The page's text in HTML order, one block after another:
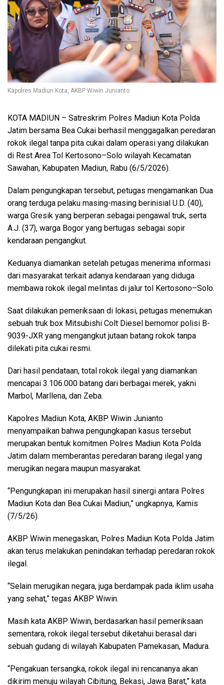
Kapolres Madiun Kota, AKBP Wiwin Junianto
KOTA MADIUN – Satreskrim Polres Madiun Kota Polda
Jatim bersama Bea Cukai berhasil menggagalkan peredaran
rokok ilegal tanpa pita cukai dalam operasi yang dilakukan
di Rest Area Tol Kertosono–Solo wilayah Kecamatan
Sawahan, Kabupaten Madiun, Rabu (6/5/2026).
Dalam pengungkapan tersebut, petugas mengamankan Dua
orang terduga pelaku masing-masing berinisial U.D. (40),
warga Gresik yang berperan sebagai pengawal truk, serta
A.J. (37), warga Bogor yang bertugas sebagai sopir
kendaraan pengangkut.
Keduanya diamankan setelah petugas menerima informasi
dari masyarakat terkait adanya kendaraan yang diduga
membawa rokok ilegal melintas di jalur tol Kertosono–Solo.
Saat dilakukan pemeriksaan di lokasi, petugas menemukan
sebuah truk box Mitsubishi Colt Diesel bernomor polisi B-
9039-JXR yang mengangkut jutaan batang rokok tanpa
dilekati pita cukai resmi.
Dari hasil pendataan, total rokok ilegal yang diamankan
mencapai 3.106.000 batang dari berbagai merek, yakni
Marbol, Marllena, dan Zeba.
Kapolres Madiun Kota, AKBP Wiwin Junianto
menyampaikan bahwa pengungkapan kasus tersebut
merupakan bentuk komitmen Polres Madiun Kota Polda
Jatim dalam memberantas peredaran barang ilegal yang
merugikan negara maupun masyarakat.
“Pengungkapan ini merupakan hasil sinergi antara Polres
Madiun Kota dan Bea Cukai Madiun,” ungkapnya, Kamis
(7/5/26).
AKBP Wiwin menegaskan, Polres Madiun Kota Polda Jatim
akan terus melakukan penindakan terhadap peredaran rokok
ilegal.
“Selain merugikan negara, juga berdampak pada iklim usaha
yang sehat,” tegas AKBP Wiwin.
Masih kata AKBP Wiwin, berdasarkan hasil pemeriksaan
sementara, rokok ilegal tersebut diketahui berasal dari
sebuah gudang di wilayah Kabupaten Pamekasan, Madura.
“Pengakuan tersangka, rokok ilegal ini rencananya akan
dikirim menuju wilayah Cibitung, Bekasi, Jawa Barat,” kata